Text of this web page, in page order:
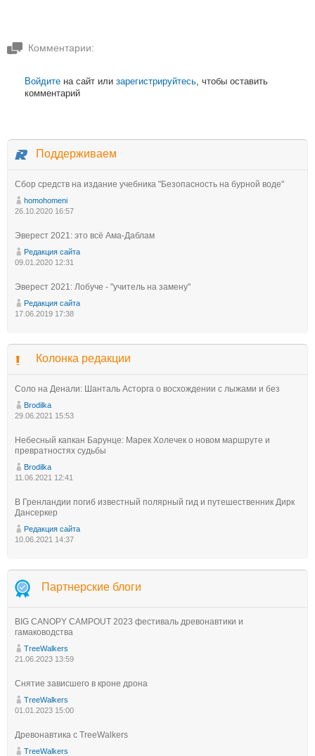
Комментарии:
Войдите на сайт или зарегистрируйтесь, чтобы оставить
комментарий
Поддерживаем
Сбор средств на издание учебника "Безопасность на бурной воде"
homohomeni
26.10.2020 16:57
Эверест 2021: это всё Ама-Даблам
Редакция сайта
09.01.2020 12:31
Эверест 2021: Лобуче - "учитель на замену"
Редакция сайта
17.06.2019 17:38
Колонка редакции
Соло на Денали: Шанталь Асторга о восхождении с лыжами и без
Brodilka
29.06.2021 15:53
Небесный капкан Барунце: Марек Холечек о новом маршруте и
превратностях судьбы
Brodilka
11.06.2021 12:41
В Гренландии погиб известный полярный гид и путешественник Дирк
Дансеркер
Редакция сайта
10.06.2021 14:37
Партнерские блоги
BIG CANOPY CAMPOUT 2023 фестиваль древонавтики и
гамаководства
TreeWalkers
21.06.2023 13:59
Снятие зависшего в кроне дрона
TreeWalkers
01.01.2023 15:00
Древонавтика с TreeWalkers
TreeWalkers